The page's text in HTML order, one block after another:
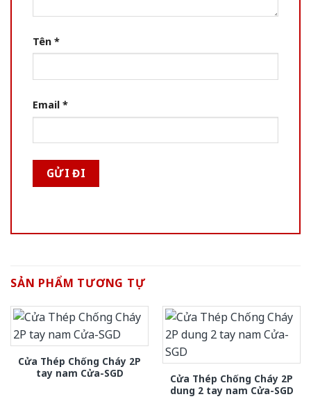
Tên *
Email *
SẢN PHẨM TƯƠNG TỰ
Cửa Thép Chống Cháy 2P
tay nam Cửa-SGD
Cửa Thép Chống Cháy 2P
dung 2 tay nam Cửa-SGD